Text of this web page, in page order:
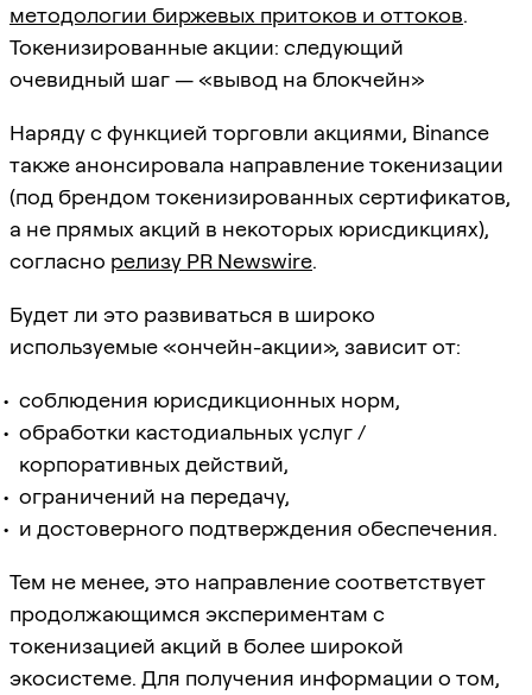
методологии биржевых притоков и оттоков.
Токенизированные акции: следующий
очевидный шаг — «вывод на блокчейн»
Наряду с функцией торговли акциями, Binance
также анонсировала направление токенизации
(под брендом токенизированных сертификатов,
а не прямых акций в некоторых юрисдикциях),
согласно релизу PR Newswire.
Будет ли это развиваться в широко
используемые «ончейн-акции», зависит от:
соблюдения юрисдикционных норм,
обработки кастодиальных услуг /
корпоративных действий,
ограничений на передачу,
и достоверного подтверждения обеспечения.
Тем не менее, это направление соответствует
продолжающимся экспериментам с
токенизацией акций в более широкой
экосистеме. Для получения информации о том,